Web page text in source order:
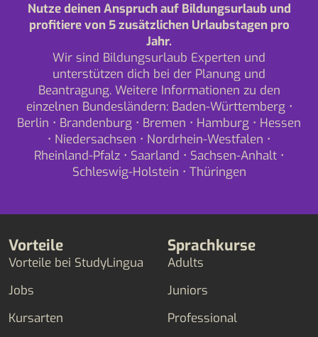
Nutze deinen Anspruch auf Bildungsurlaub und
profitiere von 5 zusätzlichen Urlaubstagen pro
Jahr.
Wir sind Bildungsurlaub Experten und
unterstützen dich bei der Planung und
Beantragung. Weitere Informationen zu den
einzelnen Bundesländern: Baden-Württemberg•
Berlin • Brandenburg • Bremen • Hamburg • Hessen
• Niedersachsen • Nordrhein-Westfalen •
Rheinland-Pfalz • Saarland • Sachsen-Anhalt •
Schleswig-Holstein • Thüringen
Vorteile
Vorteile bei StudyLingua
Jobs
Kursarten
Sprachkurse
Adults
Juniors
Professional